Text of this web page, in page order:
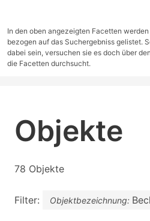
In den oben angezeigten Facetten
bezogen auf das Suchergebniss gelistet.
dabei sein, versuchen sie es doch über
die Facetten durchsucht.
Objekte
78 Objekte
Filter: Objektbezeichnung: